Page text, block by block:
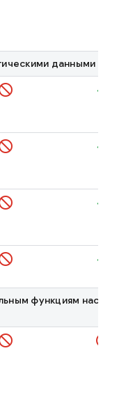
данными
функциям